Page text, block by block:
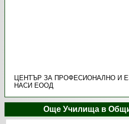
ЦЕНТЪР ЗА ПРОФЕСИОНАЛНО И
НАСИ ЕООД
Още Училища в